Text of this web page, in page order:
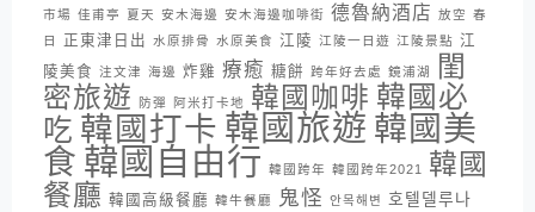
市場 佳甫亭 夏天 安木海邊 安木海邊咖啡街 德魯納酒店 放空 春
日
正東津日出 水原排骨 水原美食 江陵 江陵一日遊 江陵景點 江
陵美食 注文津 海邊 炸雞 療癒 糖餅 跨年好去處 鏡浦湖
閨
密旅遊
防彈 阿米打卡地 韓國咖啡 韓國必
吃 韓國打卡 韓國旅遊 韓國美
食 韓國自由行 韓國跨年 韓國跨年2021
韓國
餐廳 韓國高級餐廳 韓牛餐廳 鬼怪 안목해변 호텔델루나